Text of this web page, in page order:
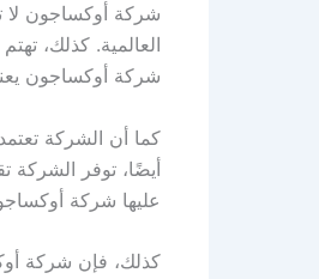
شركة أوكساجون لا
العالمية. كذلك،
شركة أوكساجون
كما أن الشركة
أيضًا، توفر الشركة
عليها شركة
كذلك، فإن شركة